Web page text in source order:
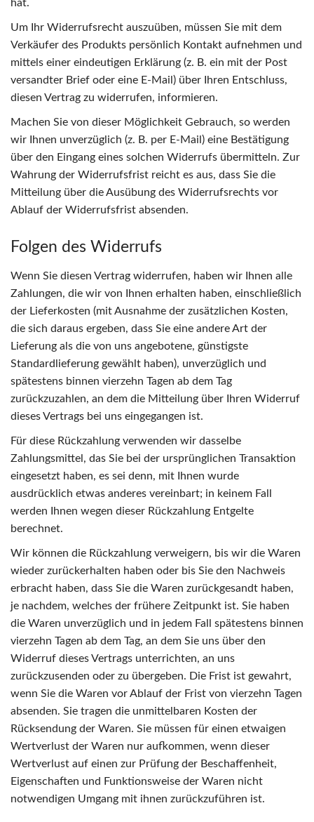
hat.
Um Ihr Widerrufsrecht auszuüben, müssen Sie mit dem
Verkäufer des Produkts persönlich Kontakt aufnehmen und
mittels einer eindeutigen Erklärung (z. B. ein mit der Post
versandter Brief oder eine E-Mail) über Ihren Entschluss,
diesen Vertrag zu widerrufen, informieren.
Machen Sie von dieser Möglichkeit Gebrauch, so werden
wir Ihnen unverzüglich (z. B. per E-Mail) eine Bestätigung
über den Eingang eines solchen Widerrufs übermitteln. Zur
Wahrung der Widerrufsfrist reicht es aus, dass Sie die
Mitteilung über die Ausübung des Widerrufsrechts vor
Ablauf der Widerrufsfrist absenden.
Folgen des Widerrufs
Wenn Sie diesen Vertrag widerrufen, haben wir Ihnen alle
Zahlungen, die wir von Ihnen erhalten haben, einschließlich
der Lieferkosten (mit Ausnahme der zusätzlichen Kosten,
die sich daraus ergeben, dass Sie eine andere Art der
Lieferung als die von uns angebotene, günstigste
Standardlieferung gewählt haben), unverzüglich und
spätestens binnen vierzehn Tagen ab dem Tag
zurückzuzahlen, an dem die Mitteilung über Ihren Widerruf
dieses Vertrags bei uns eingegangen ist.
Für diese Rückzahlung verwenden wir dasselbe
Zahlungsmittel, das Sie bei der ursprünglichen Transaktion
eingesetzt haben, es sei denn, mit Ihnen wurde
ausdrücklich etwas anderes vereinbart; in keinem Fall
werden Ihnen wegen dieser Rückzahlung Entgelte
berechnet.
Wir können die Rückzahlung verweigern, bis wir die Waren
wieder zurückerhalten haben oder bis Sie den Nachweis
erbracht haben, dass Sie die Waren zurückgesandt haben,
je nachdem, welches der frühere Zeitpunkt ist. Sie haben
die Waren unverzüglich und in jedem Fall spätestens binnen
vierzehn Tagen ab dem Tag, an dem Sie uns über den
Widerruf dieses Vertrags unterrichten, an uns
zurückzusenden oder zu übergeben. Die Frist ist gewahrt,
wenn Sie die Waren vor Ablauf der Frist von vierzehn Tagen
absenden. Sie tragen die unmittelbaren Kosten der
Rücksendung der Waren. Sie müssen für einen etwaigen
Wertverlust der Waren nur aufkommen, wenn dieser
Wertverlust auf einen zur Prüfung der Beschaffenheit,
Eigenschaften und Funktionsweise der Waren nicht
notwendigen Umgang mit ihnen zurückzuführen ist.